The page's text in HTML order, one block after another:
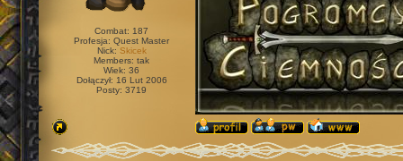
Combat: 187
Profesja: Quest Master
Nick: Skicek
Members: tak
Wiek: 36
Dołączył: 16 Lut 2006
Posty: 3719